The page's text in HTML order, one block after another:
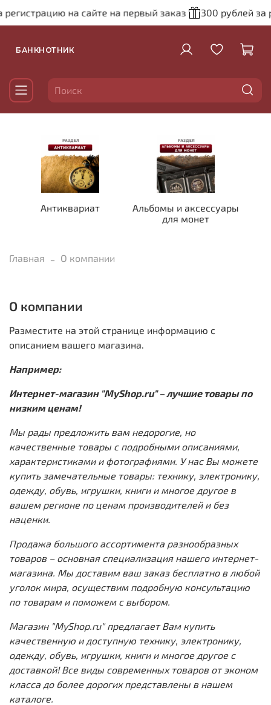
на сайте на первый заказ 300 рублей за
БАНКНОТНИК
Антиквариат
Альбомы и аксессуары
для монет
Главная О компании
О компании
Разместите на этой странице информацию с
описанием вашего магазина.
Например:
Интернет-магазин "MyShop.ru" – лучшие товары по
низким ценам!
Мы рады предложить вам недорогие, но
качественные товары с подробными описаниями,
характеристиками и фотографиями. У нас Вы можете
купить замечательные товары: технику, электронику,
одежду, обувь, игрушки, книги и многое другое в
вашем регионе по ценам производителей и без
наценки.
Продажа большого ассортимента разнообразных
товаров – основная специализация нашего интернет-
магазина. Мы доставим ваш заказ бесплатно в любой
уголок мира, осуществим подробную консультацию
по товарам и поможем с выбором.
Магазин "MyShop.ru" предлагает Вам купить
качественную и доступную технику, электронику,
одежду, обувь, игрушки, книги и многое другое с
доставкой! Все виды современных товаров от эконом
класса до более дорогих представлены в нашем
каталоге.